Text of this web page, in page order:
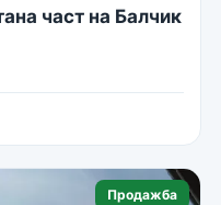
част на Балчик
Продажба